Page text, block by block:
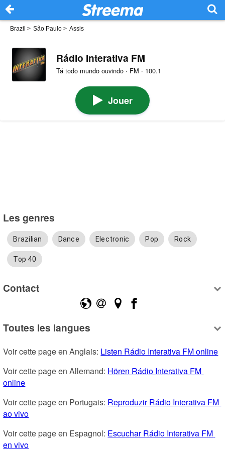
Brazil > São Paulo > Assis
Rádio Interativa FM
Tá todo mundo ouvindo · FM · 100.1
Jouer
Les genres
Brazilian Dance Electronic Pop Rock
Top 40
Contact
Toutes les langues
Voir cette page en Anglais: Listen Rádio Interativa FM online
Voir cette page en Allemand: Hören Rádio Interativa FM
online
Voir cette page en Portugais: Reproduzir Rádio Interativa FM
ao vivo
Voir cette page en Espagnol: Escuchar Rádio Interativa FM
en vivo